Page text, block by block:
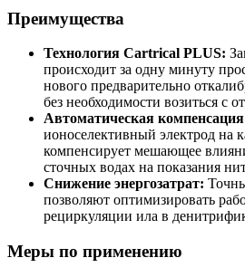
Преимущества
Технология Cartrical PLUS:
происходит за одну минуту
нового предварительно
без необходимости возиться с
Автоматическая
ионоселективный электрод на
компенсирует мешающее
сточных водах на показания
Снижение энергозатрат:
позволяют оптимизировать
рециркуляции ила в
Меры по применению